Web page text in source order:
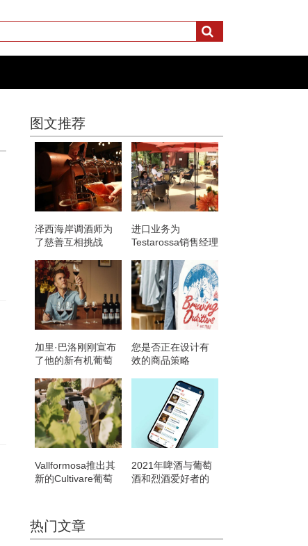
图文推荐
泽西海岸调酒师为
了慈善互相挑战
进口业务为
Testarossa销售经理
加里·巴洛刚刚宣布
了他的新有机葡萄
为8英镑
您是否正在设计有
效的商品策略
Vallformosa推出其
新的Cultivare葡萄
2021年啤酒与葡萄
酒和烈酒爱好者的
热门文章